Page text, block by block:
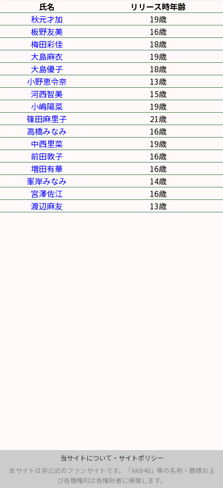
氏名
リリース時年齢
秋元才加
19歳
板野友美
16歳
梅田彩佳
18歳
大島麻衣
19歳
大島優子
18歳
小野恵令奈
13歳
河西智美
15歳
小嶋陽菜
19歳
篠田麻里子
21歳
高橋みなみ
16歳
中西里菜
19歳
前田敦子
16歳
増田有華
16歳
峯岸みなみ
14歳
宮澤佐江
16歳
渡辺麻友
13歳
当サイトについて・サイトポリシー
本サイトは非公式のファンサイトです。「AKB48」等の名称・商標およ
び各種権利は各権利者に帰属します。